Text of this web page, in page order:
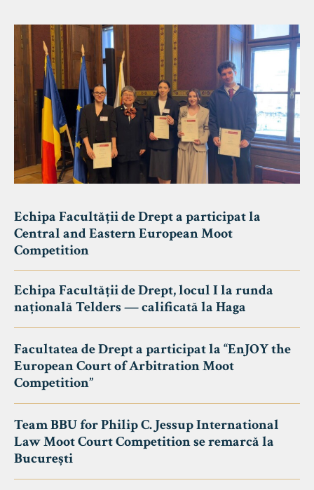
Echipa Facultății de Drept a participat la
Central and Eastern European Moot
Competition
Echipa Facultății de Drept, locul I la runda
națională Telders — calificată la Haga
Facultatea de Drept a participat la “EnJOY the
European Court of Arbitration Moot
Competition”
Team BBU for Philip C. Jessup International
Law Moot Court Competition se remarcă la
București